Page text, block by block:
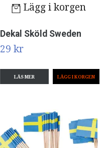
Lägg i korgen
Dekal Sköld Sweden
29 kr
LÄS MER